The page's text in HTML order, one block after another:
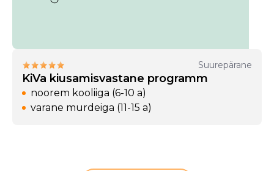
Suurepärane
KiVa kiusamisvastane programm
noorem kooliiga (6-10 a)
varane murdeiga (11-15 a)